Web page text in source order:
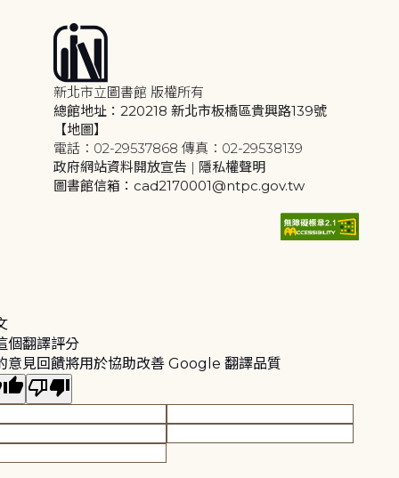
新北市立圖書館 版權所有
總館地址：220218 新北市板橋區貴興路139號
【地圖】
電話：02-29537868 傳真：02-29538139
政府網站資料開放宣告 | 隱私權聲明
圖書館信箱：cad2170001@ntpc.gov.tw
個翻譯評分
意見回饋將用於協助改善 Google 翻譯品質